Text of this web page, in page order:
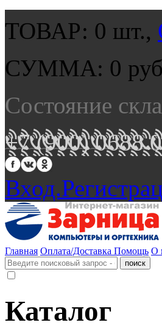
ТОВАР: 0 шт.,
СУММА: 0
Состояние
+7 (900) 0688
Вход.
Главная Оплата/Доставка Помощь О
Каталог